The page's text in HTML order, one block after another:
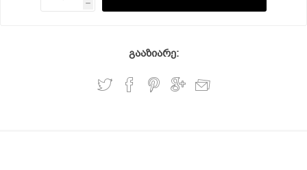
h
გააზიარე: